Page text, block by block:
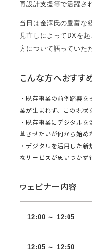
再設計支援等で活躍さ
当日は金澤氏の豊富な
見直しによってDXを
方について語っていた
こんな方へおすす
・既存事業の前例踏襲
業が生まれず、この現状
・既存事業にデジタル
革させたいが何から始め
・デジタルを活用した
なサービスが思いつかず
ウェビナー内容
12:00 ～ 12:05
12:05 ～ 12:50